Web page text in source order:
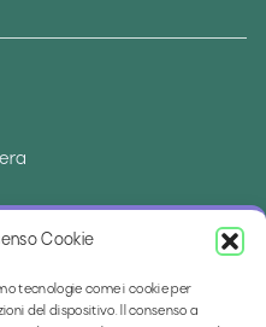
Cookie
tecnologie come i cookie per
del dispositivo. Il consenso a